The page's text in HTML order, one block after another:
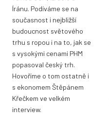
Íránu. Podíváme se na
současnost i nejbližší
budoucnost světového
trhu s ropou i na to, jak se
s vysokými cenami PHM
popasoval český trh.
Hovoříme o tom ostatně i
s ekonomem Štěpánem
Křečkem ve velkém
interview.